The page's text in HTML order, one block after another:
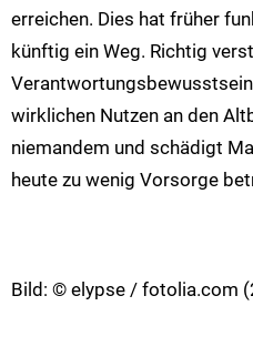
erreichen. Dies hat früher
künftig ein Weg. Richtig
wirklichen Nutzen an den
niemandem und schädigt
heute zu wenig Vorsorge
Bild: © elypse / fotolia.com